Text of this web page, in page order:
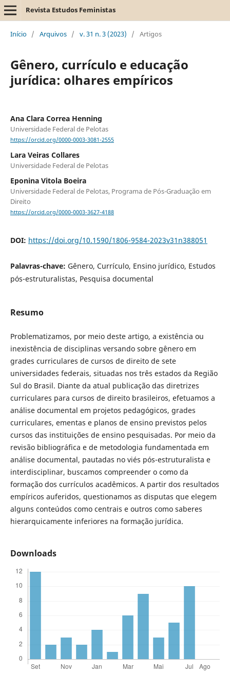
Revista Estudos Feministas
Início / Arquivos / v. 31 n. 3 (2023) / Artigos
Gênero, currículo e educação
jurídica: olhares empíricos
Ana Clara Correa Henning
Universidade Federal de Pelotas
https://orcid.org/0000-0003-3081-2555
Lara Veiras Collares
Universidade Federal de Pelotas
Eponina Vitola Boeira
Universidade Federal de Pelotas, Programa de Pós-Graduação em
Direito
https://orcid.org/0000-0003-3627-4188
DOI: https://doi.org/10.1590/1806-9584-2023v31n388051
Palavras-chave: Gênero, Currículo, Ensino jurídico, Estudos
pós-estruturalistas, Pesquisa documental
Resumo
Problematizamos, por meio deste artigo, a existência ou
inexistência de disciplinas versando sobre gênero em
grades curriculares de cursos de direito de sete
universidades federais, situadas nos três estados da Região
Sul do Brasil. Diante da atual publicação das diretrizes
curriculares para cursos de direito brasileiros, efetuamos a
análise documental em projetos pedagógicos, grades
curriculares, ementas e planos de ensino previstos pelos
cursos das instituições de ensino pesquisadas. Por meio da
revisão bibliográfica e de metodologia fundamentada em
análise documental, pautadas no viés pós-estruturalista e
interdisciplinar, buscamos compreender o como da
formação dos currículos acadêmicos. A partir dos resultados
empíricos auferidos, questionamos as disputas que elegem
alguns conteúdos como centrais e outros como saberes
hierarquicamente inferiores na formação jurídica.
Downloads